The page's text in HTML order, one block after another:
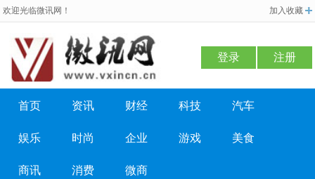
欢迎光临微讯网！ 加入收藏
登录 注册
首页 资讯 财经 科技 汽车
娱乐 时尚 企业 游戏 美食
商讯 消费 微商